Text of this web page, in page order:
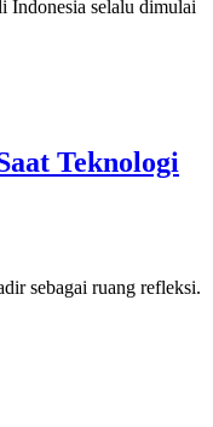
Indonesia selalu dimulai
Teknologi
sebagai ruang refleksi.